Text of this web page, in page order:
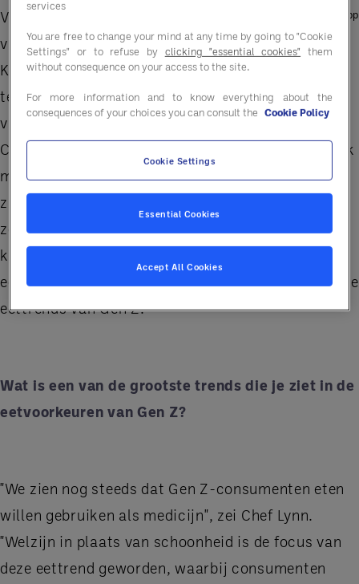
Volgens de culinaire experts
van Entegra Performance
Kitchen kunnen we een revolutie waarnemen
terwijl Gen Z een nieuwe, meer holistische manier
van eten omarmt.
Chefs John Csukor en Lynn Hay hebben in hun werk
met een breed netwerk aan klanten, culinaire en
zakelijke professionals opgemerkt dat Gen Z op
zoek is naar een nieuwe relatie met eten en ze zijn
klaar om invloed uit te oefenen op ieders
eetgewoonten. Ze delen enkele van de belangrijkste
eettrends van Gen Z.
Wat is een van de grootste trends die je ziet in de
eetvoorkeuren van Gen Z?
"We zien nog steeds dat Gen Z-consumenten eten
willen gebruiken als medicijn", zei Chef Lynn.
"Welzijn in plaats van schoonheid is de focus van
deze eettrend geworden, waarbij consumenten
services
You are free to change your mind at any time by going to "Cookie
Settings" or to refuse by clicking "essential cookies" them
without consequence on your access to the site.
For more information and to know everything about the
consequences of your choices you can consult the Cookie Policy
Cookie Settings
Essential Cookies
Accept All Cookies